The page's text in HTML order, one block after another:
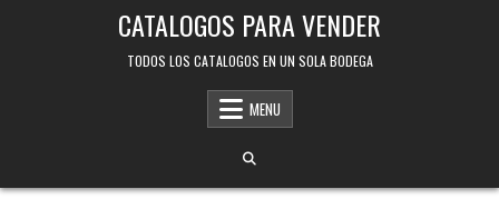
CATALOGOS PARA VENDER
TODOS LOS CATALOGOS EN UN SOLA BODEGA
MENU